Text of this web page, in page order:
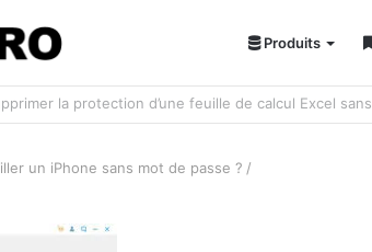
Produits
un fichier Excel ? Voici 7 solutions !
un iPhone sans mot de passe ? /